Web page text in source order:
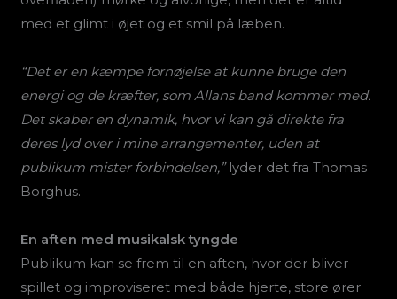
med et glimt i øjet og et smil på læben.
“Det er en kæmpe fornøjelse at kunne bruge den
energi og de kræfter, som Allans band kommer med.
Det skaber en dynamik, hvor vi kan gå direkte fra
deres lyd over i mine arrangementer, uden at
publikum mister forbindelsen,”lyder det fra Thomas
Borghus.
En aften med musikalsk tyngde
Publikum kan se frem til en aften, hvor der bliver
spillet og improviseret med både hjerte, store ører